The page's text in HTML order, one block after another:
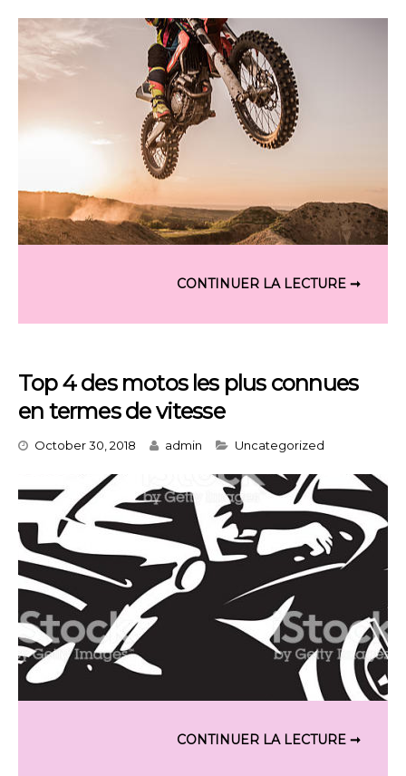
Top 4 des motos les plus connues
en termes de vitesse
October 30, 2018 admin Categories
Uncategorized